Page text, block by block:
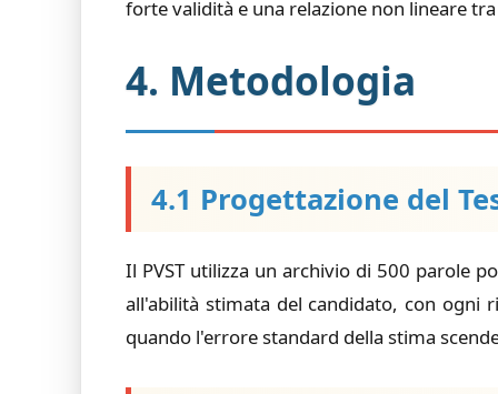
forte validità e una relazione non lineare
4. Metodologia
4.1 Progettazione del
Il PVST utilizza un archivio di 500 parole
all'abilità stimata del candidato, con ogni
quando l'errore standard della stima